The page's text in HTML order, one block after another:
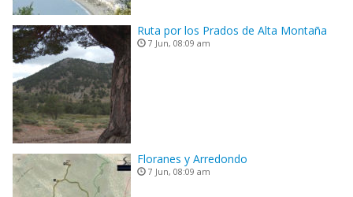
Ruta por los Prados de Alta Montaña
7 Jun, 08:09 am
Floranes y Arredondo
7 Jun, 08:09 am